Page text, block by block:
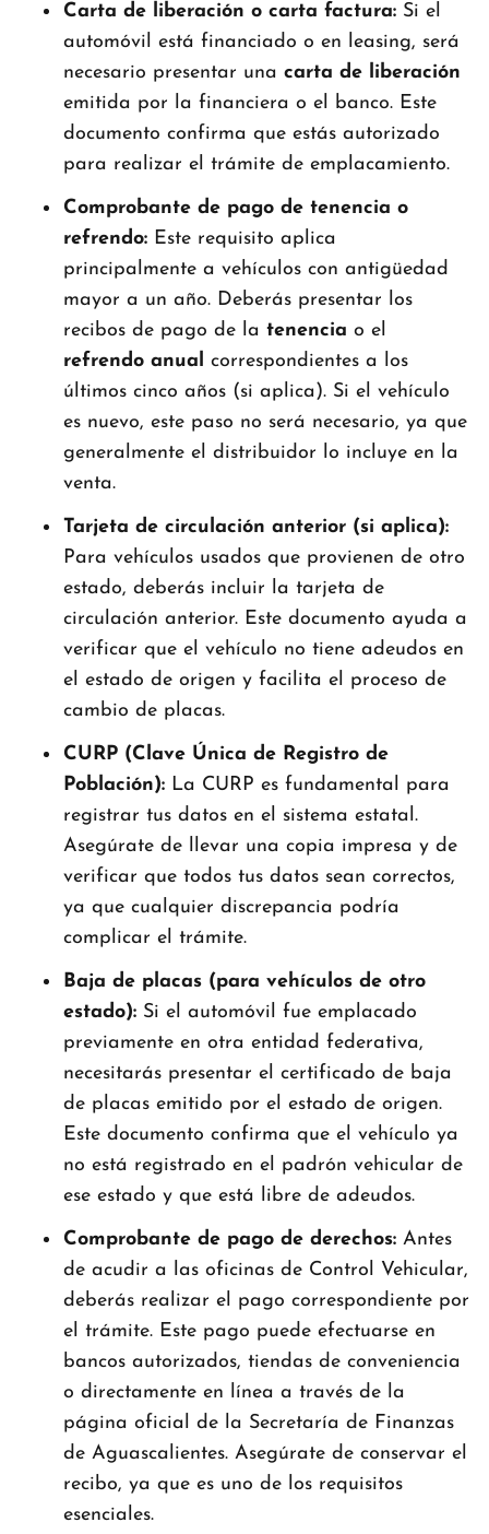
Carta de liberación o carta factura: Si el
automóvil está financiado o en leasing, será
necesario presentar una carta de liberación
emitida por la financiera o el banco. Este
documento confirma que estás autorizado
para realizar el trámite de emplacamiento.
Comprobante de pago de tenencia o
refrendo: Este requisito aplica
principalmente a vehículos con antigüedad
mayor a un año. Deberás presentar los
recibos de pago de la tenencia o el
refrendo anual correspondientes a los
últimos cinco años (si aplica). Si el vehículo
es nuevo, este paso no será necesario, ya que
generalmente el distribuidor lo incluye en la
venta.
Tarjeta de circulación anterior (si aplica):
Para vehículos usados que provienen de otro
estado, deberás incluir la tarjeta de
circulación anterior. Este documento ayuda a
verificar que el vehículo no tiene adeudos en
el estado de origen y facilita el proceso de
cambio de placas.
CURP (Clave Única de Registro de
Población): La CURP es fundamental para
registrar tus datos en el sistema estatal.
Asegúrate de llevar una copia impresa y de
verificar que todos tus datos sean correctos,
ya que cualquier discrepancia podría
complicar el trámite.
Baja de placas (para vehículos de otro
estado): Si el automóvil fue emplacado
previamente en otra entidad federativa,
necesitarás presentar el certificado de baja
de placas emitido por el estado de origen.
Este documento confirma que el vehículo ya
no está registrado en el padrón vehicular de
ese estado y que está libre de adeudos.
Comprobante de pago de derechos: Antes
de acudir a las oficinas de Control Vehicular,
deberás realizar el pago correspondiente por
el trámite. Este pago puede efectuarse en
bancos autorizados, tiendas de conveniencia
o directamente en línea a través de la
página oficial de la Secretaría de Finanzas
de Aguascalientes. Asegúrate de conservar el
recibo, ya que es uno de los requisitos
esenciales.